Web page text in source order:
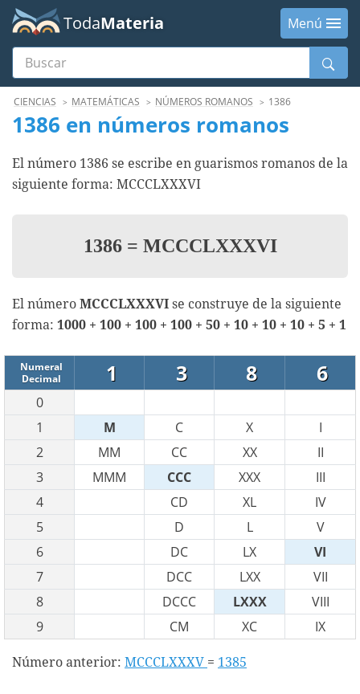
TodaMateria
Menú
Buscar
MenúCIENCIAS MATEMÁTICAS NÚMEROS ROMANOS 1386
1386 en números romanos
El número 1386 se escribe en guarismos romanos de la
siguiente forma: MCCCLXXXVI
1386 = MCCCLXXXVI
El número MCCCLXXXVI se construye de la siguiente
forma: 1000 + 100 + 100 + 100 + 50 + 10 + 10 + 10 + 5 + 1
Numeral
Decimal
1 3 8 6
0
1
M C X
I
2
MM CC XX
II
3
MMM CCC XXX
III
4
CD XL
IV
5
D L
V
6
DC LX
VI
7
DCC LXX
VII
8
DCCC LXXX
VIII
9
CM XC IX
Número anterior: MCCCLXXXV = 1385